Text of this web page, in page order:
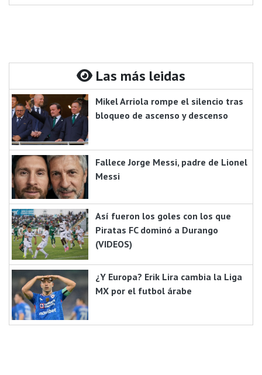
Las más leidas
Mikel Arriola rompe el silencio tras
bloqueo de ascenso y descenso
Fallece Jorge Messi, padre de Lionel
Messi
Así fueron los goles con los que
Piratas FC dominó a Durango
(VIDEOS)
¿Y Europa? Erik Lira cambia la Liga
MX por el futbol árabe